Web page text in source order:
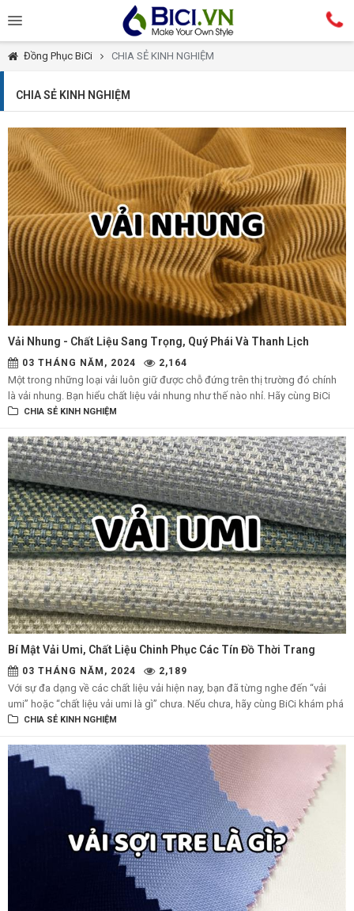
Đồng Phục BiCi CHIA SẺ KINH NGHIỆM
CHIA SẺ KINH NGHIỆM
Vải Nhung - Chất Liệu Sang Trọng, Quý Phái Và Thanh Lịch
03 THÁNG NĂM, 2024 2,164
Một trong những loại vải luôn giữ được chỗ đứng trên thị trường đó chính
là vải nhung. Bạn hiểu chất liệu vải nhung như thế nào nhỉ. Hãy cùng BiCi
tham khảo bài viết dưới đây, để biết về các đặc điểm và ứng dụng tiêu biểu
CHIA SẺ KINH NGHIỆM
Bí Mật Vải Umi, Chất Liệu Chinh Phục Các Tín Đồ Thời Trang
03 THÁNG NĂM, 2024 2,189
Với sự đa dạng về các chất liệu vải hiện nay, bạn đã từng nghe đến “vải
umi” hoặc “chất liệu vải umi là gì” chưa. Nếu chưa, hãy cùng BiCi khám phá
ngay loại vải độc đáo này với những đặc tính và công dụng đáng kinh ngạc
CHIA SẺ KINH NGHIỆM